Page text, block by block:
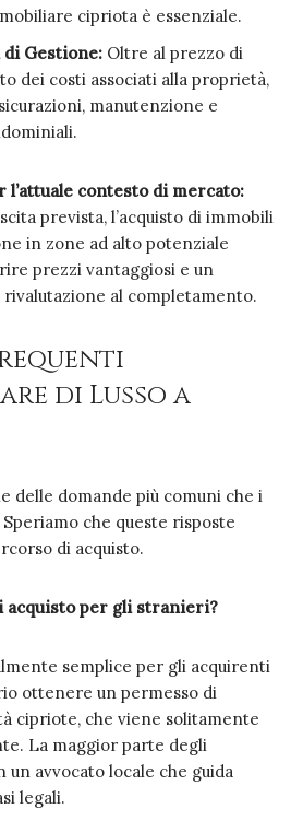
cipriota è essenziale.
Gestione: Oltre al prezzo di
dei costi associati alla proprietà,
manutenzione e
l’attuale contesto di mercato:
prevista, l’acquisto di immobili
in zone ad alto potenziale
prezzi vantaggiosi e un
al completamento.
di Lusso a
delle domande più comuni che i
che queste risposte
di acquisto.
acquisto per gli stranieri?
semplice per gli acquirenti
ottenere un permesso di
cipriote, che viene solitamente
La maggior parte degli
un avvocato locale che guida
legali.